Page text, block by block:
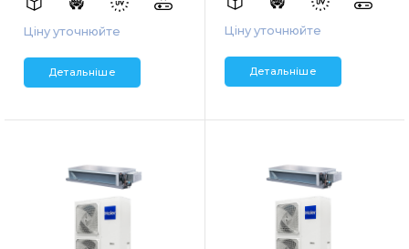
Ціну уточнюйте
Детальніше
Ціну уточнюйте
Детальніше